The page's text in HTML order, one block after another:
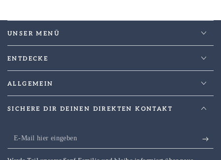
UNSER MENÜ
ENTDECKE
ALLGEMEIN
SICHERE DIR DEINEN DIREKTEN KONTAKT
E-
Mail